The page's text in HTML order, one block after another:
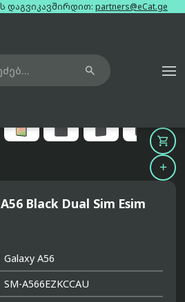
დაგვიკავშირდით: partners@eCat.ge

Black Dual Sim Esim
Galaxy A56
SM-A566EZKCCAU

